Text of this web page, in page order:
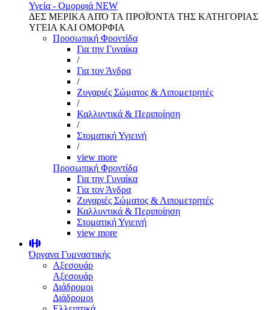
Υγεία - Ομορφιά NEW
ΔΕΣ ΜΕΡΙΚΑ ΑΠΌ ΤΑ ΠΡΟΪΌΝΤΑ ΤΗΣ ΚΑΤΗΓΟΡΙΑΣ
ΥΓΕΙΑ ΚΑΙ ΟΜΟΡΦΙΑ
Προσωπική Φροντίδα
Για την Γυναίκα
/
Για τον Άνδρα
/
Ζυγαριές Σώματος & Λιπομετρητές
/
Καλλυντικά & Περιποίηση
/
Στοματική Υγιεινή
/
view more
Προσωπική Φροντίδα
Για την Γυναίκα
Για τον Άνδρα
Ζυγαριές Σώματος & Λιπομετρητές
Καλλυντικά & Περιποίηση
Στοματική Υγιεινή
view more
Όργανα Γυμναστικής
Αξεσουάρ
Αξεσουάρ
Διάδρομοι
Διάδρομοι